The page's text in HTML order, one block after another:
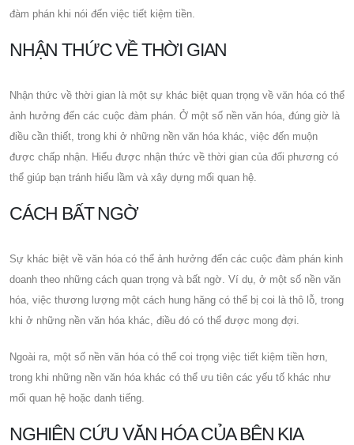
đàm phán khi nói đến việc tiết kiệm tiền.
NHẬN THỨC VỀ THỜI GIAN
Nhận thức về thời gian là một sự khác biệt quan trọng về văn hóa có thể
ảnh hưởng đến các cuộc đàm phán. Ở một số nền văn hóa, đúng giờ là
điều cần thiết, trong khi ở những nền văn hóa khác, việc đến muộn
được chấp nhận. Hiểu được nhận thức về thời gian của đối phương có
thể giúp bạn tránh hiểu lầm và xây dựng mối quan hệ.
CÁCH BẤT NGỜ
Sự khác biệt về văn hóa có thể ảnh hưởng đến các cuộc đàm phán kinh
doanh theo những cách quan trọng và bất ngờ. Ví dụ, ở một số nền văn
hóa, việc thương lượng một cách hung hăng có thể bị coi là thô lỗ, trong
khi ở những nền văn hóa khác, điều đó có thể được mong đợi.
Ngoài ra, một số nền văn hóa có thể coi trọng việc tiết kiệm tiền hơn,
trong khi những nền văn hóa khác có thể ưu tiên các yếu tố khác như
mối quan hệ hoặc danh tiếng.
NGHIÊN CỨU VĂN HÓA CỦA BÊN KIA